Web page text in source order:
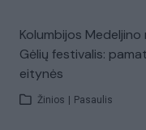
Kolumbijos
Gėlių festivalis:
eitynės
Žinios Pasaulis